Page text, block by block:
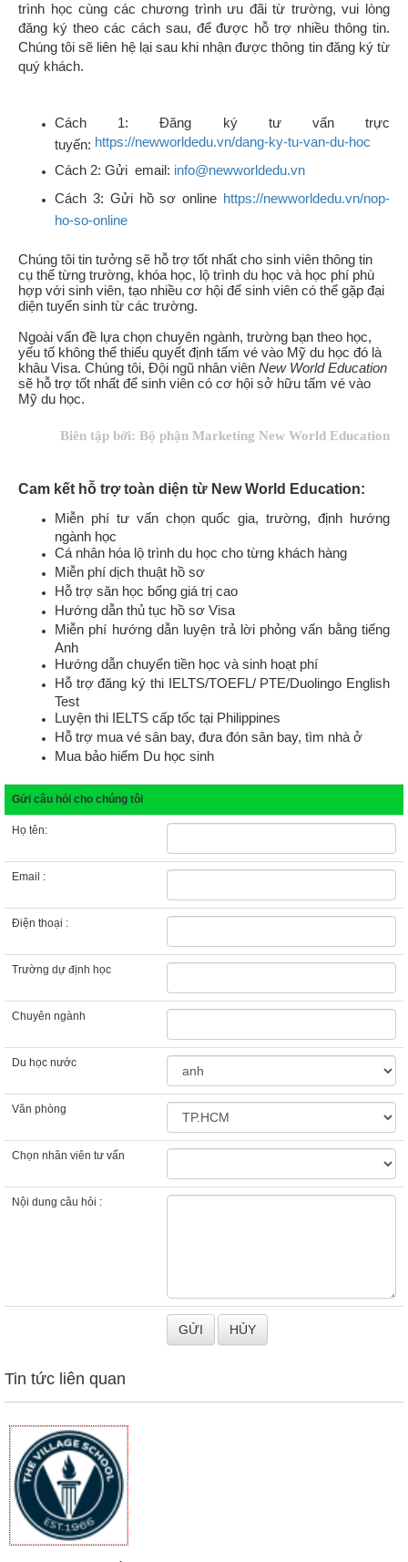
trình học cùng các chương trình ưu đãi từ trường, vui lòng
đăng ký theo các cách sau, để được hỗ trợ nhiều thông tin.
Chúng tôi sẽ liên hệ lại sau khi nhận được thông tin đăng ký từ
quý khách.
Cách 1: Đăng ký tư vấn trực
tuyến: https://newworldedu.vn/dang-ky-tu-van-du-hoc
Cách 2: Gửi email: info@newworldedu.vn
Cách 3: Gửi hồ sơ online https://newworldedu.vn/nop-
ho-so-online
Chúng tôi tin tưởng sẽ hỗ trợ tốt nhất cho sinh viên thông tin
cụ thể từng trường, khóa học, lộ trình du học và học phí phù
hợp với sinh viên, tạo nhiều cơ hội để sinh viên có thể gặp đại
diện tuyển sinh từ các trường.
Ngoài vấn đề lựa chọn chuyên ngành, trường bạn theo học,
yếu tố không thể thiếu quyết định tấm vé vào Mỹ du học đó là
khâu Visa. Chúng tôi, Đội ngũ nhân viên New World Education
sẽ hỗ trợ tốt nhất để sinh viên có cơ hội sở hữu tấm vé vào
Mỹ du học.
Biên tập bởi: Bộ phận Marketing New World Education
Cam kết hỗ trợ toàn diện từ New World Education:
Miễn phí tư vấn chọn quốc gia, trường, định hướng
ngành học
Cá nhân hóa lộ trình du học cho từng khách hàng
Miễn phí dịch thuật hồ sơ
Hỗ trợ săn học bổng giá trị cao
Hướng dẫn thủ tục hồ sơ Visa
Miễn phí hướng dẫn luyện trả lời phỏng vấn bằng tiếng
Anh
Hướng dẫn chuyển tiền học và sinh hoạt phí
Hỗ trợ đăng ký thi IELTS/TOEFL/ PTE/Duolingo English
Test
Luyện thi IELTS cấp tốc tại Philippines
Hỗ trợ mua vé sân bay, đưa đón sân bay, tìm nhà ở
Mua bảo hiểm Du học sinh
Gửi câu hỏi cho chúng tôi
Họ tên:
Email :
Điện thoại :
Trường dự định học
Chuyên ngành
Du học nước
Văn phòng
Chọn nhân viên tư vấn
Nội dung câu hỏi :
Tin tức liên quan